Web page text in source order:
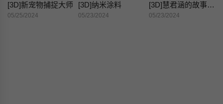
[3D]新宠物捕捉大师
05/25/2024
[3D]纳米涂料
05/23/2024
[3D]慧君涵的故事+葬礼前尸体的准备
05/23/2024